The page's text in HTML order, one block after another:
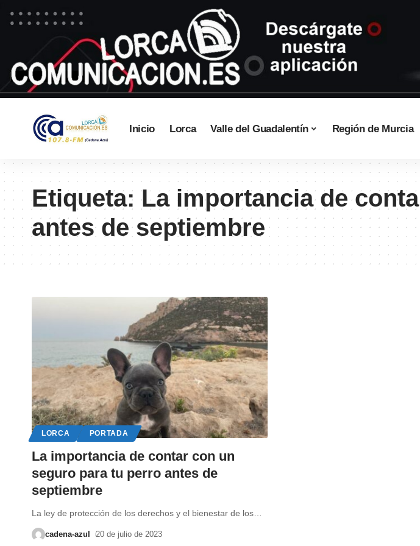
Inicio Lorca Valle del Guadalentín Región de Murcia
Etiqueta:La importancia de
antes de septiembre
LORCA PORTADA
La importancia de contar con un
seguro para tu perro antes de
septiembre
La ley de protección de los derechos y el bienestar de los…
cadena-azul 20 de julio de 2023